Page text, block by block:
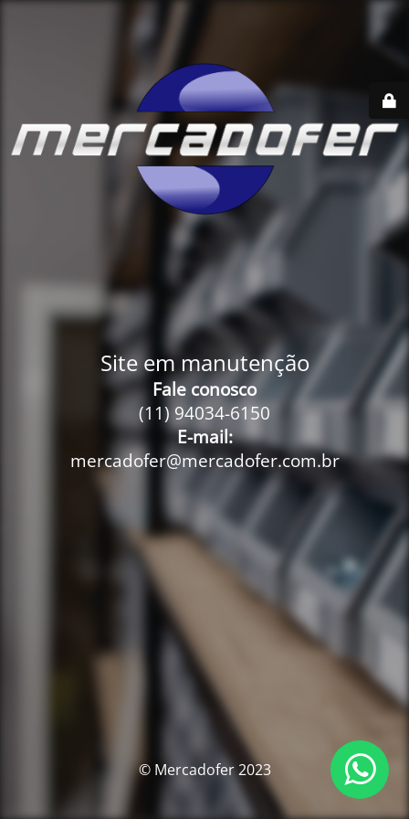
Site em manutenção
Fale conosco
(11) 94034-6150
E-mail:
mercadofer@mercadofer.com.br
© Mercadofer 2023